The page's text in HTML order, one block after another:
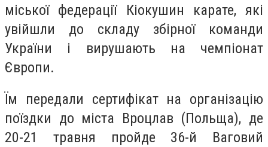
міської федерації Кіокушин карате, які
увійшли до складу збірної команди
України і вирушають на чемпіонат
Європи.
Їм передали сертифікат на організацію
поїздки до міста Вроцлав (Польща), де
20-21 травня пройде 36-й Ваговий